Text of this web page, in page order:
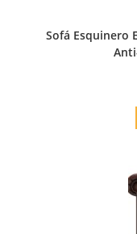
Sofá Esquinero